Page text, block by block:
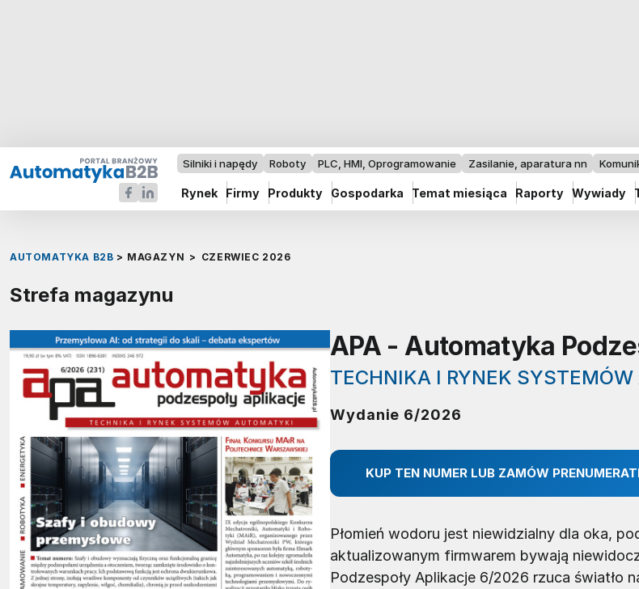
Silniki i napędy Roboty PLC, HMI, Oprogramowanie Zasilanie, aparatura nn
Rynek Firmy Produkty Gospodarka Temat miesiąca Raporty Wywiady
AUTOMATYKA B2B > MAGAZYN > CZERWIEC 2026
Strefa magazynu
APA - Automatyka
TECHNIKA I RYNEK
Wydanie 6/2026
KUP TEN NUMER LUB ZAMÓW
Płomień wodoru jest niewidzialny dla oka,
aktualizowanym firmwarem bywają
Podzespoły Aplikacje 6/2026 rzuca światło